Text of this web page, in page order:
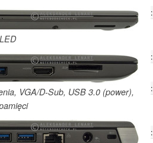
VGA/D-Sub, USB 3.0 (power),